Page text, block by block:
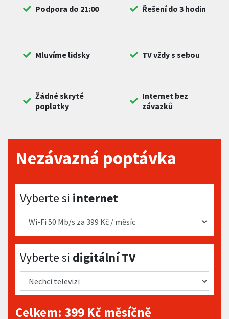
Podpora do 21:00 Řešení do 3 hodin
Mluvíme lidsky TV vždy s sebou
Žádné skryté
poplatky
Internet bez
závazků
Nezávazná poptávka
Vyberte si internet
Vyberte si internet
Vyberte si digitální TV
Vyberte si digitální TV
Celkem: 399 Kč měsíčně